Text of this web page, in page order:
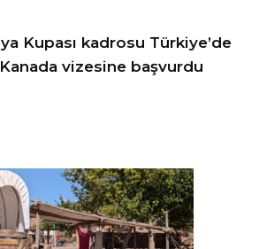
Kupası kadrosu Türkiye’de
vizesine başvurdu